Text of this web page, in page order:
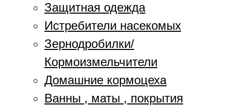
Защитная одежда
Истребители насекомых
Зернодробилки/
Кормоизмельчители
Домашние кормоцеха
Ванны , маты , покрытия